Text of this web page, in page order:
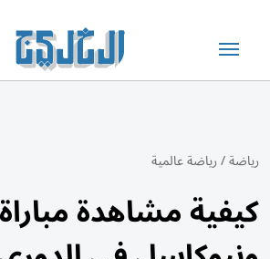
رياضة/رياضة عالمية
كيفية مشاهدة